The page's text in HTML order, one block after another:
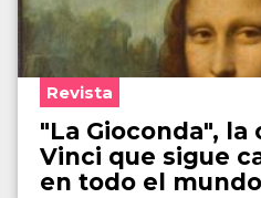
Revista
"La Gioconda", la
Vinci que sigue
en todo el mundo